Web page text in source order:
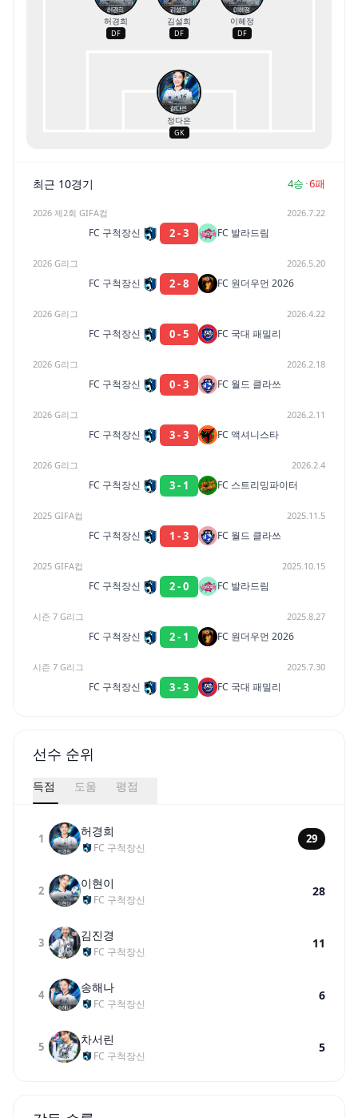
정다은
GK
허경희
DF
김설희
DF
이혜정
DF
최근 10경기 4승 ·6패
2026 제2회 GIFA컵 2026.7.22
FC 구척장신 2-3 FC 발라드림
2026 G리그 2026.5.20
FC 구척장신 2-8 FC 원더우먼 2026
2026 G리그 2026.4.22
FC 구척장신 0-5 FC 국대 패밀리
2026 G리그 2026.2.18
FC 구척장신 0-3 FC 월드 클라쓰
2026 G리그 2026.2.11
FC 구척장신 3-3 FC 액셔니스타
2026 G리그 2026.2.4
FC 구척장신 3- 1 FC 스트리밍파이터
2025 GIFA컵 2025.11.5
FC 구척장신 1 -3 FC 월드 클라쓰
2025 GIFA컵 2025.10.15
FC 구척장신 2-0 FC 발라드림
시즌 7 G리그 2025.8.27
FC 구척장신 2- 1 FC 원더우먼 2026
시즌 7 G리그 2025.7.30
FC 구척장신 3-3 FC 국대 패밀리
선수 순위
득점 도움 평점
1 허경희
FC 구척장신
29
2 이현이
FC 구척장신
28
3 김진경
FC 구척장신
11
4 송해나
FC 구척장신
6
5 차서린
FC 구척장신
5